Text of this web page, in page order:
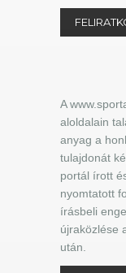
A
aloldalain
anyag a
tulajdonát
portál írott
nyomtatott
írásbeli
újraközlése
után.